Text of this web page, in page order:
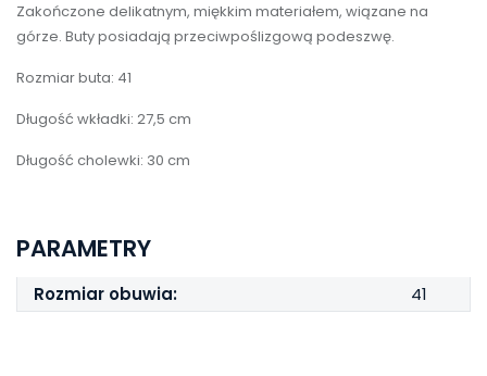
Zakończone delikatnym, miękkim materiałem, wiązane na
górze. Buty posiadają przeciwpoślizgową podeszwę.
Rozmiar buta: 41
Długość wkładki: 27,5 cm
Długość cholewki: 30 cm
PARAMETRY
Rozmiar obuwia: 41